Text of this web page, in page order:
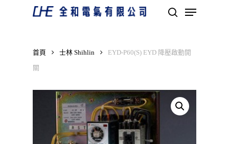
Menu
首頁 士林 Shihlin EYD-P60(S) EYD 降壓啟動開
關